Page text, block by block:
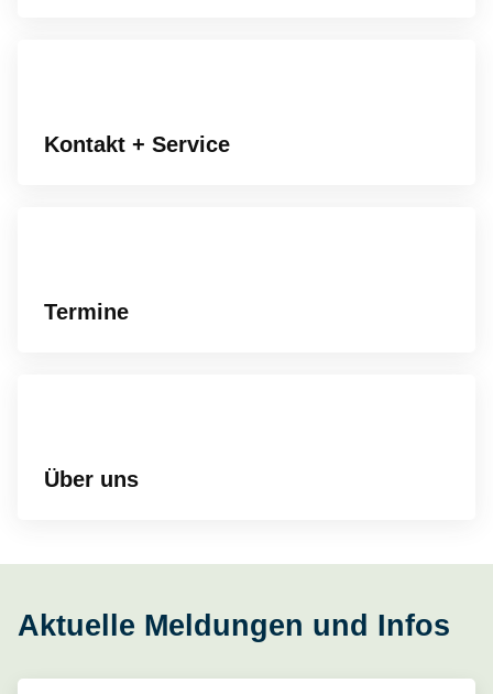
Kontakt + Service
Termine
Über uns
Aktuelle Meldungen und Infos